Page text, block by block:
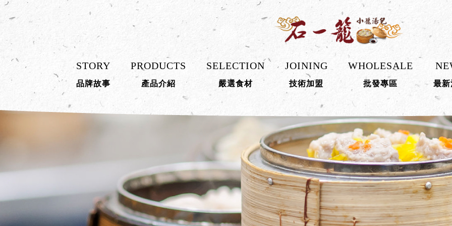
STORY
品牌故事
PRODUCTS
產品介紹
SELECTION
嚴選食材
JOINING
技術加盟
WHOLESALE
批發專區 最